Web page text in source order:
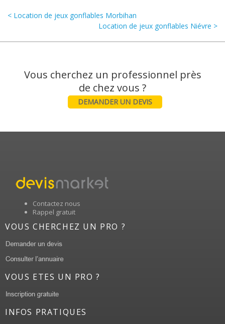
< Location de jeux gonflables Morbihan
Location de jeux gonflables Niévre >
Vous cherchez un professionnel près
DEMANDER UN DEVIS
Contactez nous
Rappel gratuit
VOUS CHERCHEZ UN PRO ?
VOUS ETES UN PRO ?
INFOS PRATIQUES